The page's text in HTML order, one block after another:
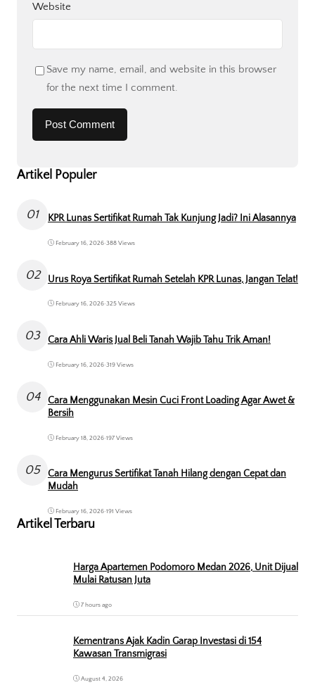
Website
Save my name, email, and website in this browser
for the next time I comment.
Artikel Populer
01 KPR Lunas Sertifikat Rumah Tak Kunjung Jadi? Ini Alasannya
February 16, 2026•388 Views
02 Urus Roya Sertifikat Rumah Setelah KPR Lunas, Jangan Telat!
February 16, 2026•325 Views
03 Cara Ahli Waris Jual Beli Tanah Wajib Tahu Trik Aman!
February 16, 2026• 319 Views
04
Cara Menggunakan Mesin Cuci Front Loading Agar Awet &
Bersih
February 18, 2026•197 Views
05
Cara Mengurus Sertifikat Tanah Hilang dengan Cepat dan
Mudah
February 16, 2026•191 Views
Artikel Terbaru
Harga Apartemen Podomoro Medan 2026, Unit Dijual
Mulai Ratusan Juta
7 hours ago
Kementrans Ajak Kadin Garap Investasi di 154
Kawasan Transmigrasi
August 4, 2026